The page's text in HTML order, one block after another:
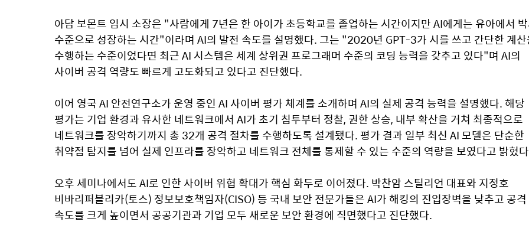
아담 보몬트 임시 소장은 "사람에게 7년은 한 아이가 초등학교를 졸업하는 시간이지만 AI에게는 유아에서
수준으로 성장하는 시간"이라며 AI의 발전 속도를 설명했다. 그는 "2020년 GPT-3가 시를 쓰고 간단한 계
수행하는 수준이었다면 최근 AI 시스템은 세계 상위권 프로그래머 수준의 코딩 능력을 갖추고 있다"며 AI의
사이버 공격 역량도 빠르게 고도화되고 있다고 진단했다.
이어 영국 AI 안전연구소가 운영 중인 AI 사이버 평가 체계를 소개하며 AI의 실제 공격 능력을 설명했다. 해당
평가는 기업 환경과 유사한 네트워크에서 AI가 초기 침투부터 정찰, 권한 상승, 내부 확산을 거쳐 최종적으로
네트워크를 장악하기까지 총 32개 공격 절차를 수행하도록 설계됐다. 평가 결과 일부 최신 AI 모델은 단순한
취약점 탐지를 넘어 실제 인프라를 장악하고 네트워크 전체를 통제할 수 있는 수준의 역량을 보였다고 밝혔
오후 세미나에서도 AI로 인한 사이버 위협 확대가 핵심 화두로 이어졌다. 박찬암 스틸리언 대표와 지정호
비바리퍼블리카(토스) 정보보호책임자(CISO) 등 국내 보안 전문가들은 AI가 해킹의 진입장벽을 낮추고 공격
속도를 크게 높이면서 공공기관과 기업 모두 새로운 보안 환경에 직면했다고 진단했다.